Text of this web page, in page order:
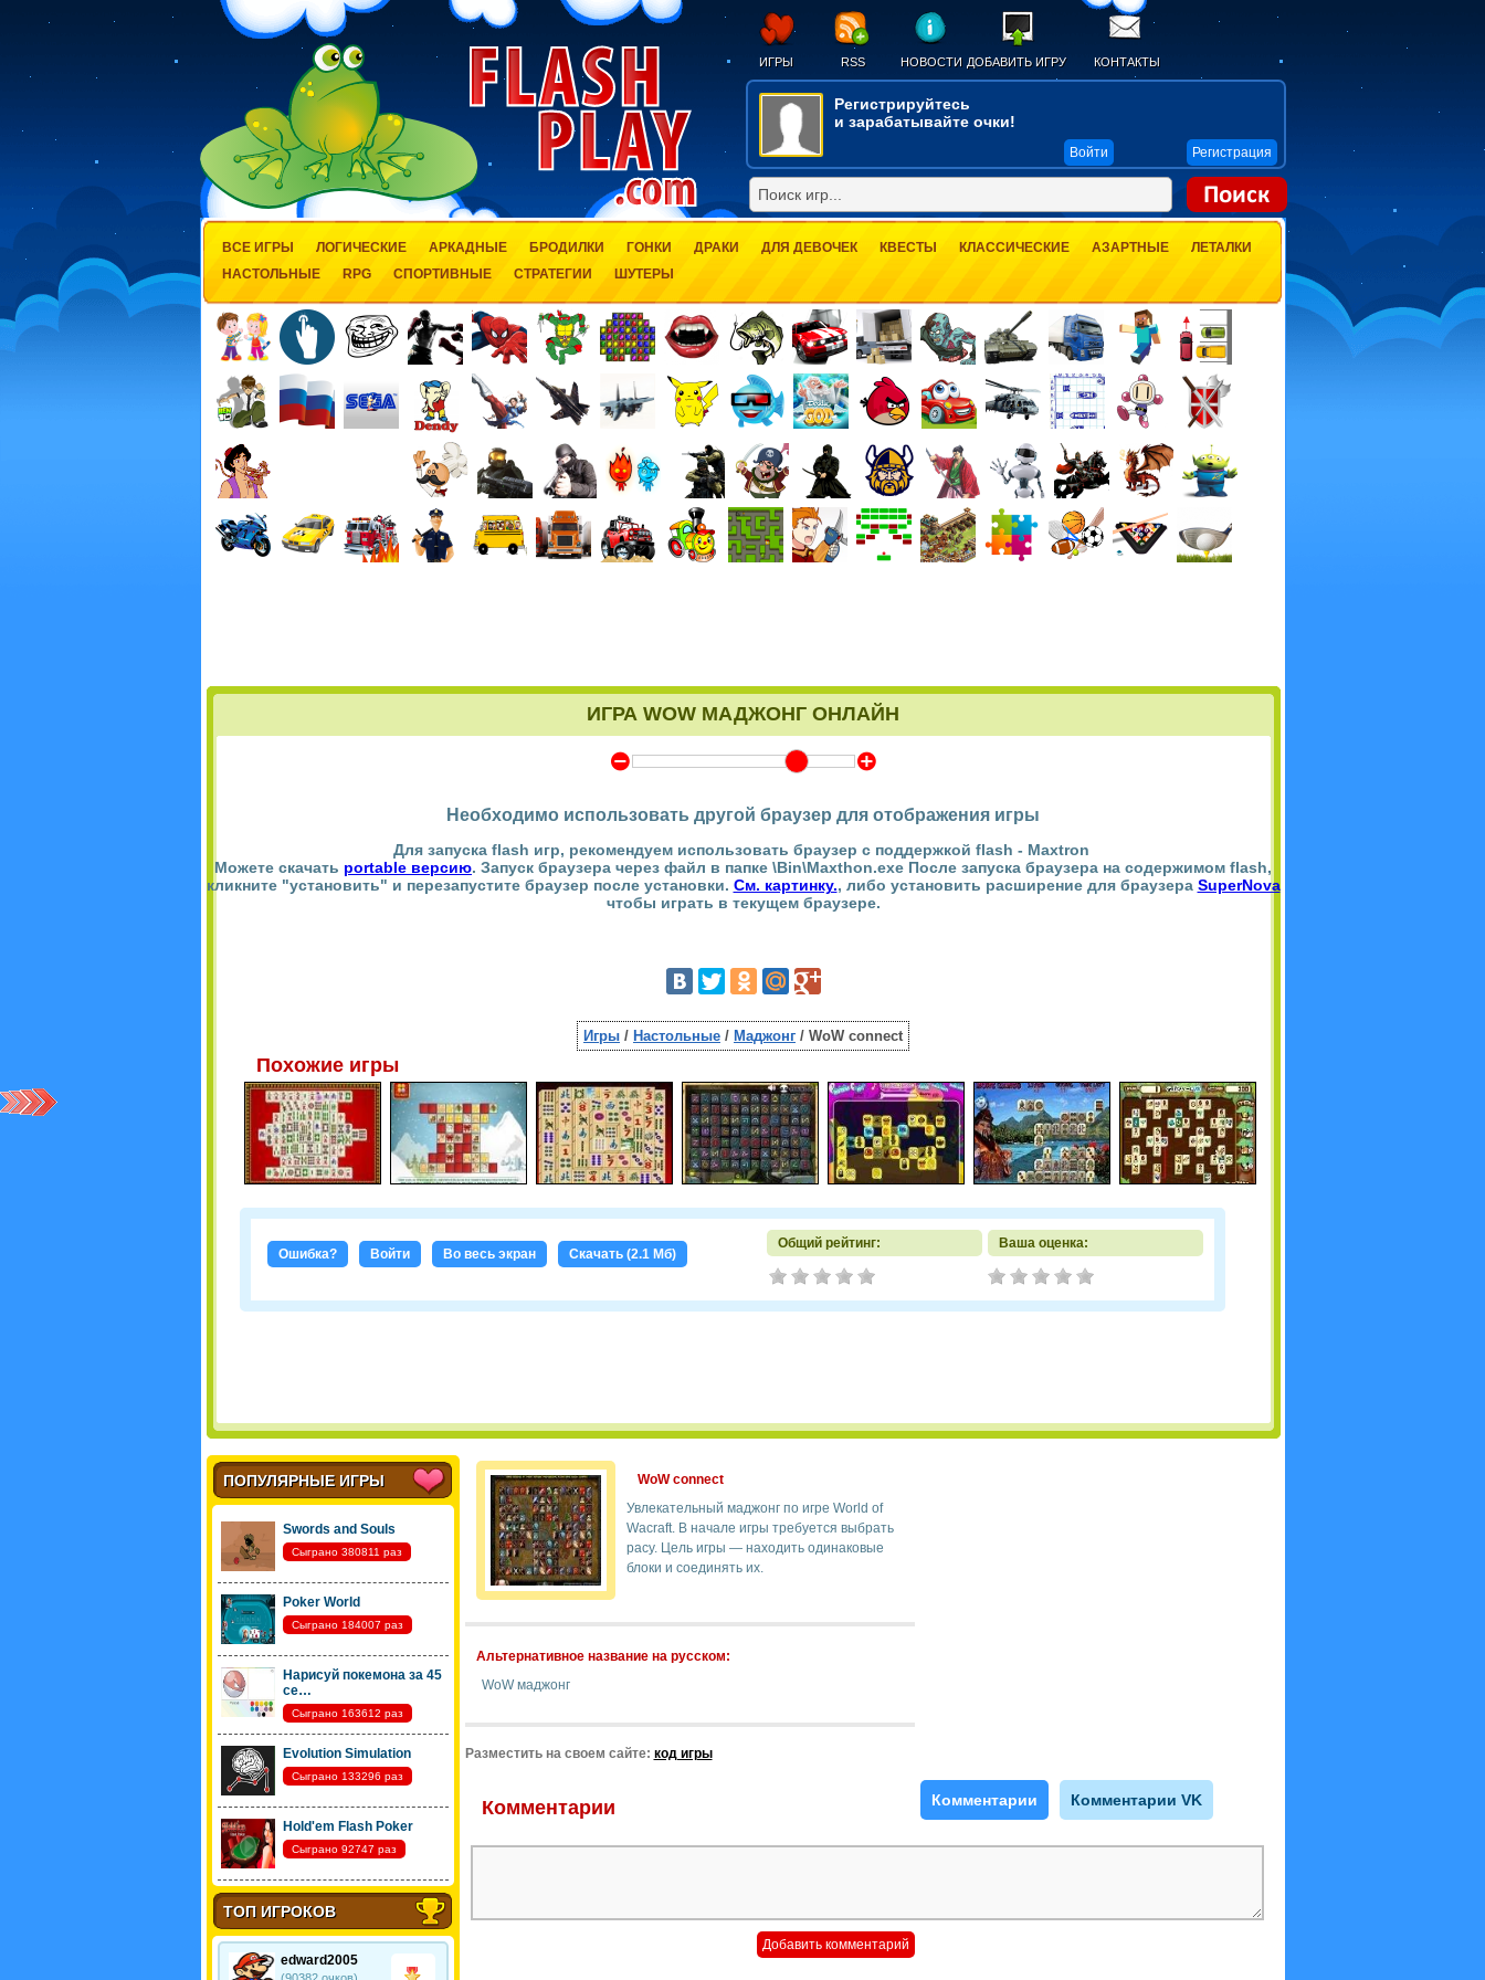
ИГРЫ RSS НОВОСТИ ДОБАВИТЬ ИГРУ КОНТАКТЫ
Регистрируйтесь
и зарабатывайте очки!
Войти Регистрация
ВСЕ ИГРЫ ЛОГИЧЕСКИЕ АРКАДНЫЕ БРОДИЛКИ ГОНКИ ДРАКИ ДЛЯ ДЕВОЧЕК КВЕСТЫ КЛАССИЧЕСКИЕ АЗАРТНЫЕ
ЛЕТАЛКИ
НАСТОЛЬНЫЕ
RPG СПОРТИВНЫЕ СТРАТЕГИИ ШУТЕРЫ
ИГРА WOW МАДЖОНГ ОНЛАЙН
Y Z
Необходимо использовать другой браузер для отображения игры
Для запуска flash игр, рекомендуем использовать браузер с поддержкой flash - Maxtron
Можете скачать portable версию. Запуск браузера через файл в папке \Bin\Maxthon.exe После запуска браузера на содержимом flash,
кликните "установить" и перезапустите браузер после установки. См. картинку., либо установить расширение для браузера SuperNova
чтобы играть в текущем браузере.
Игры / Настольные / Маджонг / WoW connect
Похожие игры
Ошибка? Войти Во весь экран Скачать (2.1 Мб)
Общий рейтинг: Ваша оценка:
ПОПУЛЯРНЫЕ ИГРЫ
Swords and Souls
Сыграно 380811 раз
Poker World
Сыграно 184007 раз
Нарисуй покемона за 45
се…
Сыграно 163612 раз
Evolution Simulation
Сыграно 133296 раз
Hold'em Flash Poker
Сыграно 92747 раз
ТОП ИГРОКОВ
edward2005
WoW connect
Увлекательный маджонг по игре World of
Wacraft. В начале игры требуется выбрать
расу. Цель игры — находить одинаковые
блоки и соединять их.
Альтернативное название на русском:
WoW маджонг
Разместить на своем сайте: код игры
Комментарии Комментарии Комментарии VK